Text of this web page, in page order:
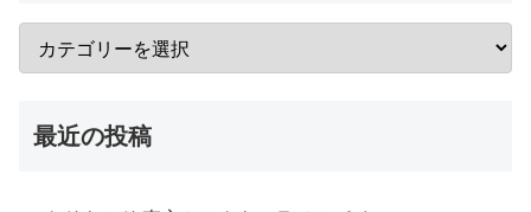
最近の投稿